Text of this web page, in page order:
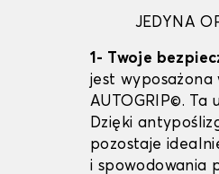
JEDYNA
1- Twoje
jest wyposażona
AUTOGRIP©.
Dzięki
pozostaje
i spowodowania